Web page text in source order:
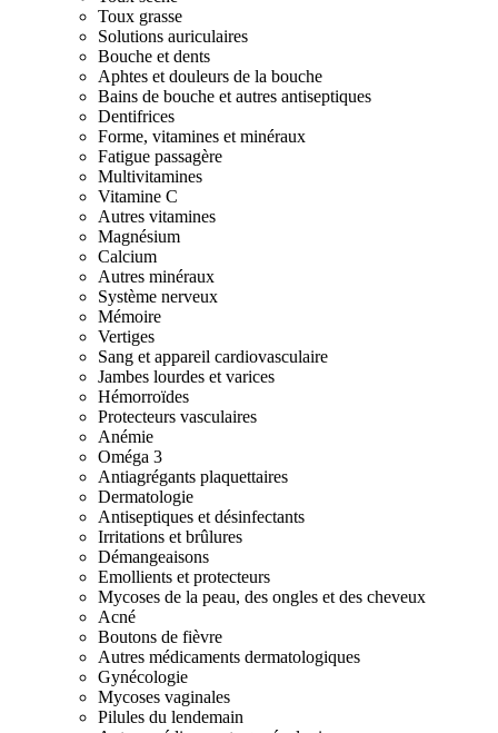
Toux grasse
Solutions auriculaires
Bouche et dents
Aphtes et douleurs de la bouche
Bains de bouche et autres antiseptiques
Dentifrices
Forme, vitamines et minéraux
Fatigue passagère
Multivitamines
Vitamine C
Autres vitamines
Magnésium
Calcium
Autres minéraux
Système nerveux
Mémoire
Vertiges
Sang et appareil cardiovasculaire
Jambes lourdes et varices
Hémorroïdes
Protecteurs vasculaires
Anémie
Oméga 3
Antiagrégants plaquettaires
Dermatologie
Antiseptiques et désinfectants
Irritations et brûlures
Démangeaisons
Emollients et protecteurs
Mycoses de la peau, des ongles et des cheveux
Acné
Boutons de fièvre
Autres médicaments dermatologiques
Gynécologie
Mycoses vaginales
Pilules du lendemain